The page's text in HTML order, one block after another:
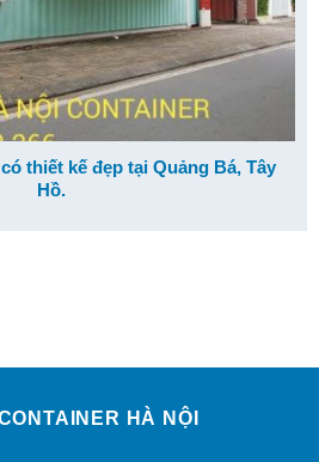
thiết kế đẹp tại Quảng Bá, Tây
Hồ.
HÀ NỘI